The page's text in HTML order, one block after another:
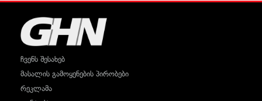
ჩვენს შესახებ
მასალის გამოყენების პირობები
რეკლამა